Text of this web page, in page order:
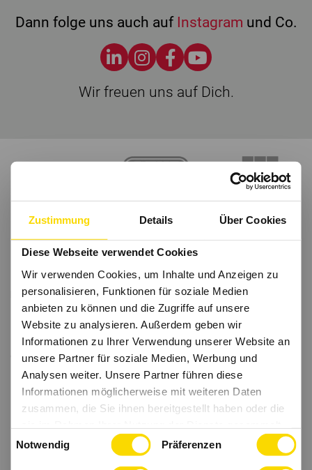
Zustimmung Details Über Cookies
Diese Webseite verwendet Cookies
Wir verwenden Cookies, um Inhalte und Anzeigen zu
personalisieren, Funktionen für soziale Medien
anbieten zu können und die Zugriffe auf unsere
Website zu analysieren. Außerdem geben wir
Informationen zu Ihrer Verwendung unserer Website an
unsere Partner für soziale Medien, Werbung und
Analysen weiter. Unsere Partner führen diese
Informationen möglicherweise mit weiteren Daten
zusammen, die Sie ihnen bereitgestellt haben oder die
haben.
Notwendig Präferenzen
Dann folge uns auch auf Instagram und Co.
Wir freuen uns auf Dich.